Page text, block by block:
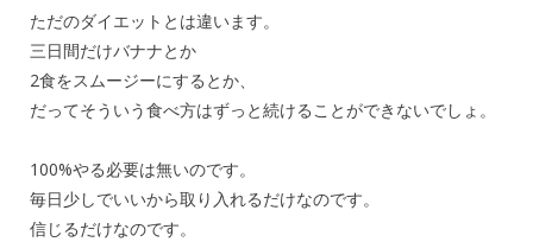
ただのダイエットとは違います。
三日間だけバナナとか
2食をスムージーにするとか、
だってそういう食べ方はずっと続けることができないでしょ。
100%やる必要は無いのです。
毎日少しでいいから取り入れるだけなのです。
信じるだけなのです。